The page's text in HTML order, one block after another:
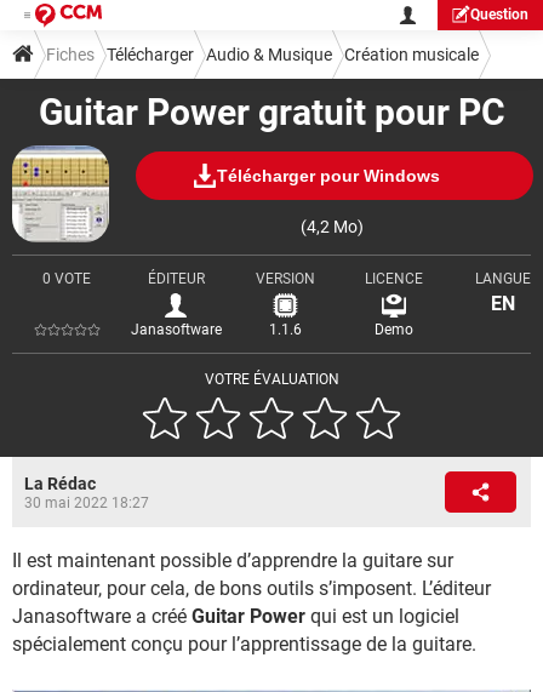
Question
Guitar Power gratuit pour PC
Télécharger pour Windows
(4,2 Mo)
VOTRE ÉVALUATION
0 VOTE ÉDITEUR
Janasoftware
VERSION
1.1.6
LICENCE
Demo
LANGUE
EN
Fiches Télécharger Audio & Musique Création musicale
La Rédac
30 mai 2022 18:27
Il est maintenant possible d’apprendre la guitare sur
ordinateur, pour cela, de bons outils s’imposent. L’éditeur
Janasoftware a créé Guitar Power qui est un logiciel
spécialement conçu pour l’apprentissage de la guitare.